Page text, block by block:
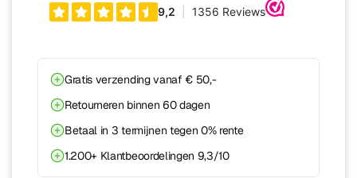
Gratis verzending vanaf € 50,-
Retourneren binnen 60 dagen
Betaal in 3 termijnen tegen 0% rente
1.200+ Klantbeoordelingen 9,3/10